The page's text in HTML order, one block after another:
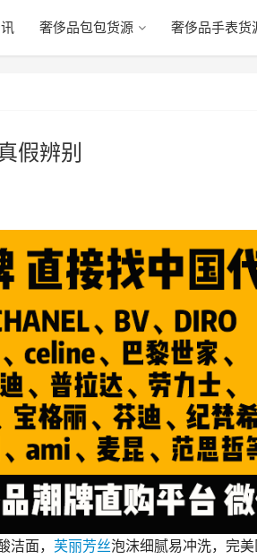
奢侈品包包货源 奢侈品手表货
假辨别
洁面， 芙丽芳丝泡沫细腻易冲洗，完